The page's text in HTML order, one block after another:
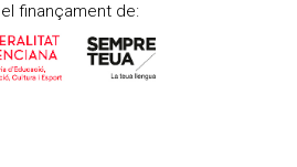
finançament de: